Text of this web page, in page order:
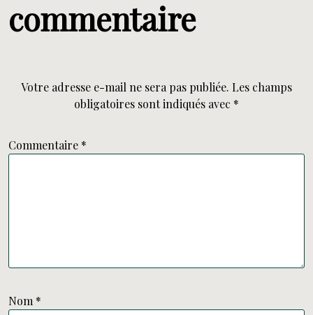
commentaire
Votre adresse e-mail ne sera pas publiée. Les champs
obligatoires sont indiqués avec *
Commentaire *
Nom *